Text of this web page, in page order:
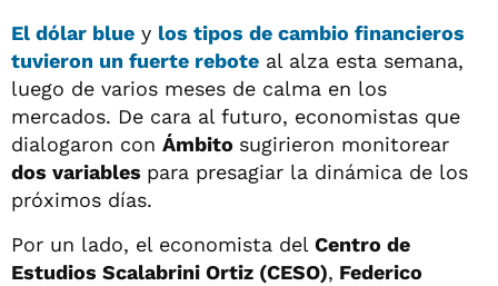
El dólar blue y los tipos de cambio financieros
tuvieron un fuerte rebote al alza esta semana,
luego de varios meses de calma en los
mercados. De cara al futuro, economistas que
dialogaron con Ámbito sugirieron monitorear
dos variables para presagiar la dinámica de los
próximos días.
Por un lado, el economista del Centro de
Estudios Scalabrini Ortiz (CESO), Federico